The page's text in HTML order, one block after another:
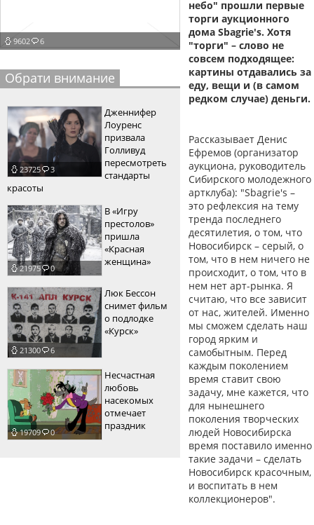
пїЅпїЅпїЅпїЅпїЅпїЅпїЅпїЅпїЅпїЅпїЅ
пїЅпїЅпїЅ
пїЅпїЅпїЅпїЅпїЅпїЅпїЅпїЅпїЅ
пїЅпїЅпїЅ пїЅпїЅпїЅпїЅпїЅ
пїЅпїЅпїЅ пїЅпїЅпїЅпїЅпїЅпїЅ
пїЅпїЅпїЅпїЅпїЅ
пїЅпїЅпїЅпїЅпїЅпїЅпїЅпїЅпїЅпїЅ
пїЅпїЅпїЅпїЅпїЅпїЅпїЅпїЅпїЅпїЅ
9602 6
Обрати внимание
23725 3
Дженнифер
Лоуренс
призвала
Голливуд
пересмотреть
стандарты
красоты
21975 0
В «Игру
престолов»
пришла
«Красная
женщина»
21300 6
Люк Бессон
снимет фильм
о подлодке
«Курск»
19709 0
Несчастная
любовь
насекомых
отмечает
праздник
небо" прошли первые
торги аукционного
дома Sbagrie's. Хотя
"торги" – слово не
совсем подходящее:
картины отдавались за
еду, вещи и (в самом
редком случае) деньги.
Рассказывает Денис
Ефремов (организатор
аукциона, руководитель
Сибирского молодежного
артклуба): "Sbagrie's –
это рефлексия на тему
тренда последнего
десятилетия, о том, что
Новосибирск – серый, о
том, что в нем ничего не
происходит, о том, что в
нем нет арт-рынка. Я
считаю, что все зависит
от нас, жителей. Именно
мы сможем сделать наш
город ярким и
самобытным. Перед
каждым поколением
время ставит свою
задачу, мне кажется, что
для нынешнего
поколения творческих
людей Новосибирска
время поставило именно
такие задачи – сделать
Новосибирск красочным,
и воспитать в нем
коллекционеров".